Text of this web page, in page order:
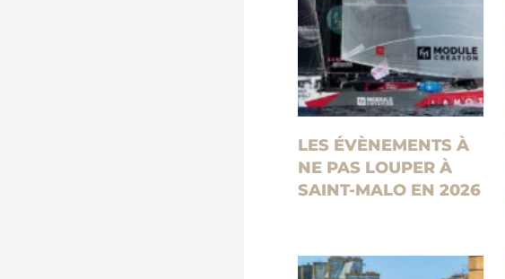
LES ÉVÈNEMENTS À
NE PAS LOUPER À
SAINT-MALO EN 2026